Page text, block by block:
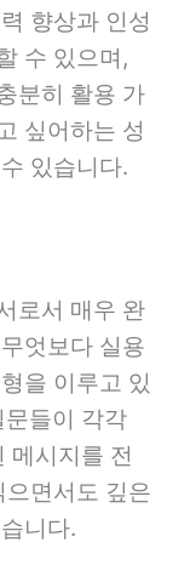
향상과 인성
수 있으며,
분히 활용 가
싶어하는 성
있습니다.
로서 매우 완
엇보다 실용
을 이루고 있
들이 각각
메시지를 전
면서도 깊은
니다.